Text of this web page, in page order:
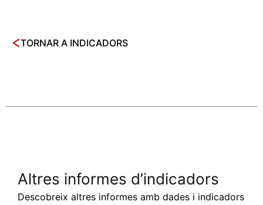
TORNAR A INDICADORS
Altres informes d’indicadors
Descobreix altres informes amb dades i indicadors